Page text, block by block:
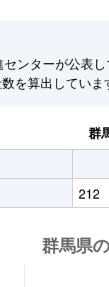
ンターが公表
を算出していま
群
212